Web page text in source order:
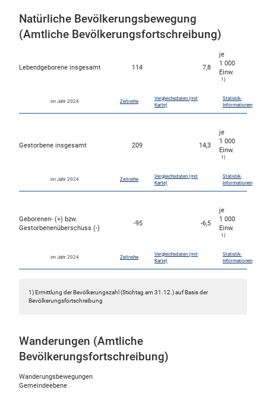
Natürliche Bevölkerungsbewegung
(Amtliche Bevölkerungsfortschreibung)
Lebendgeborene insgesamt 114 7,8
je
1 000
Einw.
1)
im Jahr 2024 Zeitreihe
Vergleichsdaten (mit
Karte)
Statistik-
Informationen
Gestorbene insgesamt 209 14,3
je
1 000
Einw.
1)
im Jahr 2024 Zeitreihe
Vergleichsdaten (mit
Karte)
Statistik-
Informationen
Geborenen- (+) bzw.
Gestorbenenüberschuss (-)
-95 -6,5
je
1 000
Einw.
1)
im Jahr 2024 Zeitreihe
Vergleichsdaten (mit
Karte)
Statistik-
Informationen
1) Ermittlung der Bevölkerungszahl (Stichtag am 31.12.) auf Basis der
Bevölkerungsfortschreibung
Wanderungen (Amtliche
Bevölkerungsfortschreibung)
Wanderungsbewegungen
Gemeindeebene